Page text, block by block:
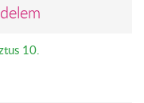
10.